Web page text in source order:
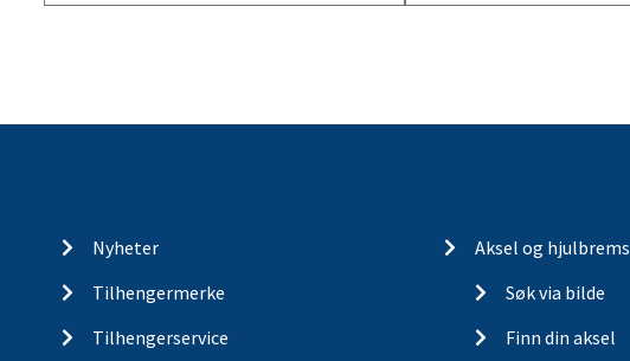
Nyheter
Tilhengermerke
Tilhengerservice
Aksel og hjulbrems
Søk via bilde
Finn din aksel